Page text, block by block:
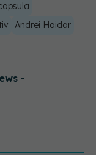
Andrei Haidar
-